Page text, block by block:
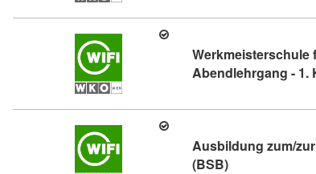
Werkmeisterschule
Abendlehrgang - 1.
Ausbildung zum/
(BSB)Kursdetail: